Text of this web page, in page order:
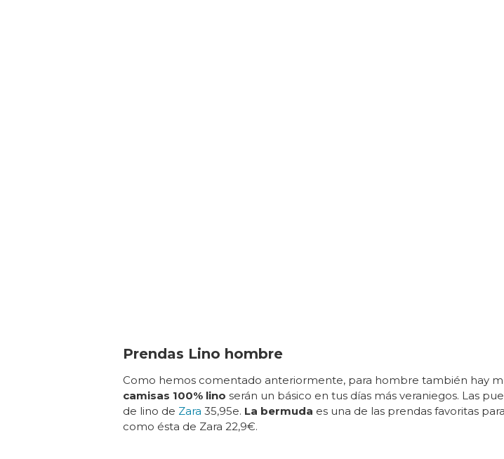
Prendas Lino hombre
Como hemos comentado anteriormente, para hombre también hay
camisas 100% lino serán un básico en tus días más veraniegos. Las
de lino de Zara 35,95e. La bermuda es una de las prendas favoritas
como ésta de Zara 22,9€.